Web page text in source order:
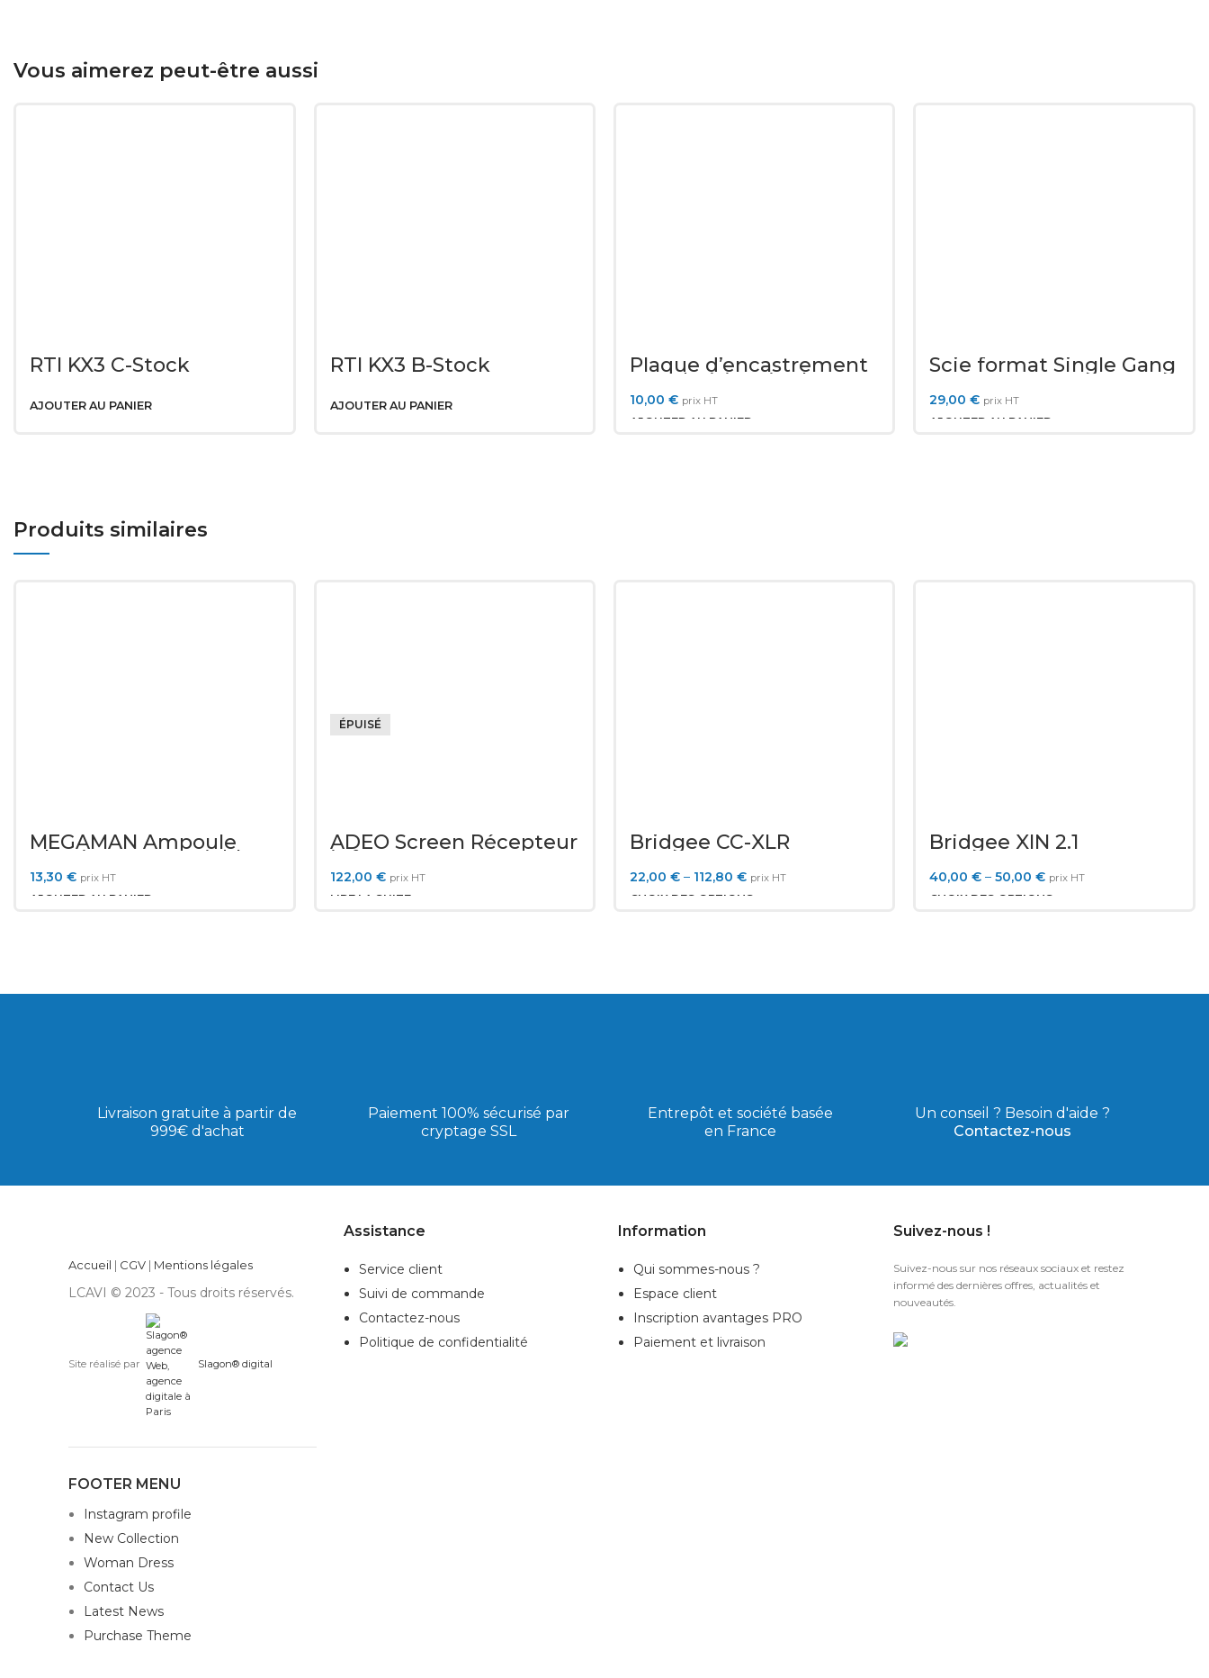
Vous aimerez peut-être aussi
RTI KX3 C-Stock
AJOUTER AU PANIER
RTI KX3 B-Stock
AJOUTER AU PANIER
Plaque d’encastrement
pour boitier Single Gang
( LV1)
10,00 € prix HT
AJOUTER AU PANIER
Scie format Single Gang
29,00€ prix HT
AJOUTER AU PANIER
Produits similaires
MEGAMAN Ampoule
Classique E27 variable
Dim to Warm MM11076
13,30€ prix HT
AJOUTER AU PANIER
ÉPUISÉ
ADEO Screen Récepteur
infrarouge et
télécommande
122,00 € prix HT
LIRE LA SUITE
Bridgee CC-XLR
22,00 €– 112,80 € prix HT
CHOIX DES OPTIONS
Bridgee XIN 2.1
40,00€ –50,00€ prix HT
CHOIX DES OPTIONS
Livraison gratuite à partir de
999€ d'achat
Paiement 100% sécurisé par
cryptage SSL
Entrepôt et société basée
en France
Un conseil ? Besoin d'aide ?
Contactez-nous
Accueil | CGV | Mentions légales
LCAVI © 2023 - Tous droits réservés.
Site réalisé par Slagon® digital
FOOTER MENU
Instagram profile
New Collection
Woman Dress
Contact Us
Latest News
Purchase Theme
Assistance
Service client
Suivi de commande
Contactez-nous
Politique de confidentialité
Information
Qui sommes-nous ?
Espace client
Inscription avantages PRO
Paiement et livraison
Suivez-nous !
Suivez-nous sur nos réseaux sociaux et restez
informé des dernières offres, actualités et
nouveautés.